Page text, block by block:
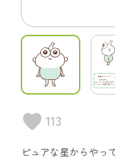
113
ピュアな星からやっ